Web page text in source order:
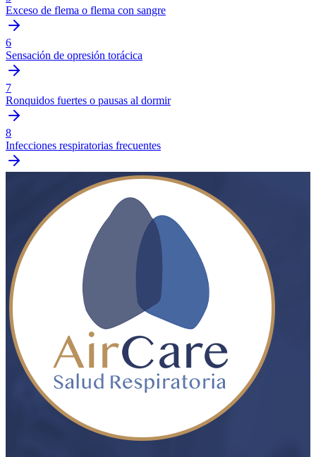
Exceso de flema o flema con sangre
6
Sensación de opresión torácica
7
Ronquidos fuertes o pausas al dormir
8
Infecciones respiratorias frecuentes